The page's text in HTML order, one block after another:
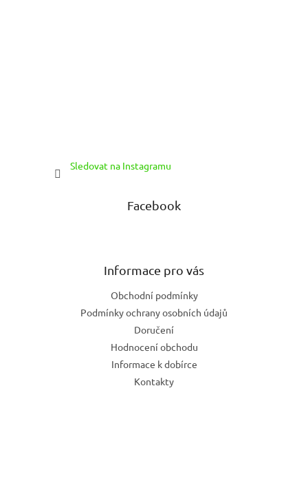
Sledovat na Instagramu
Facebook
Informace pro vás
Obchodní podmínky
Podmínky ochrany osobních údajů
Doručení
Hodnocení obchodu
Informace k dobírce
Kontakty